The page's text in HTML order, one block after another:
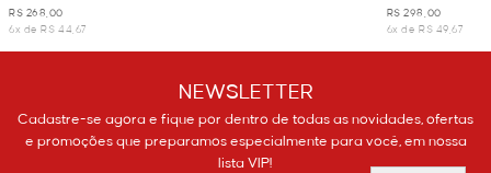
R$ 268,00
6x de R$ 44,67
R$ 298,00
6x de R$ 49,67
NEWSLETTER
Cadastre-se agora e fique por dentro de todas as novidades, ofertas
e promoções que preparamos especialmente para você, em nossa
lista VIP!